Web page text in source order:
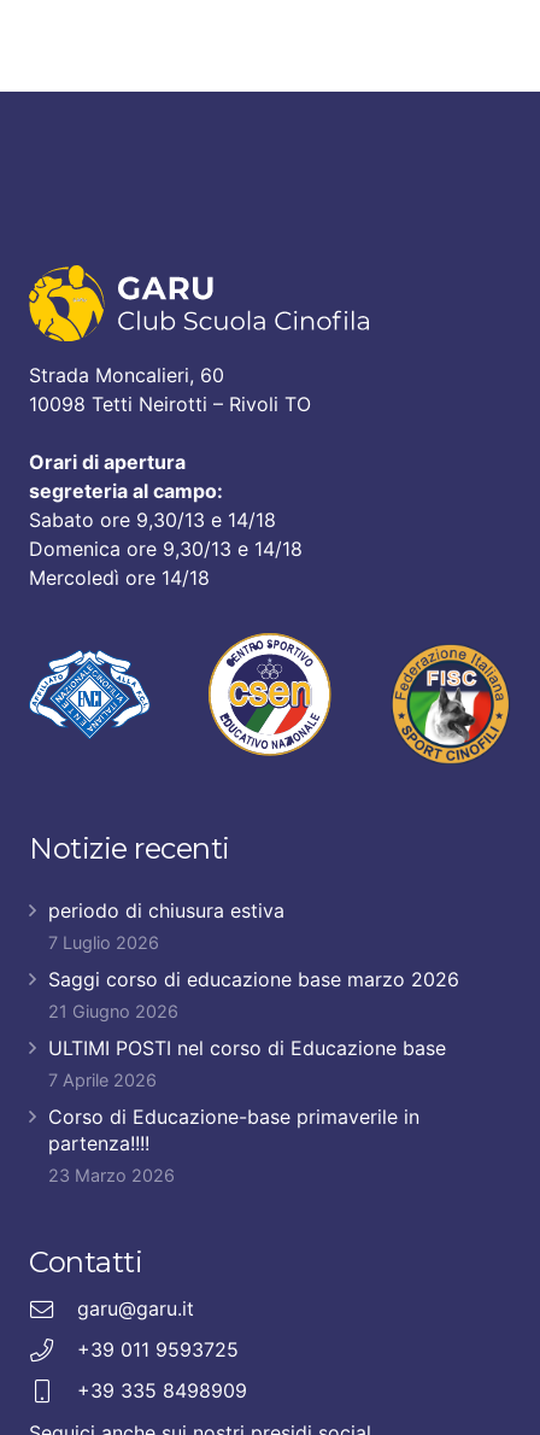
Strada Moncalieri, 60
10098 Tetti Neirotti – Rivoli TO
Orari di apertura
segreteria al campo:
Sabato ore 9,30/13 e 14/18
Domenica ore 9,30/13 e 14/18
Mercoledì ore 14/18
Notizie recenti
periodo di chiusura estiva
7 Luglio 2026
Saggi corso di educazione base marzo 2026
21 Giugno 2026
ULTIMI POSTI nel corso di Educazione base
7 Aprile 2026
Corso di Educazione-base primaverile in
partenza!!!!
23 Marzo 2026
Contatti
garu@garu.it
+39 011 9593725
+39 335 8498909